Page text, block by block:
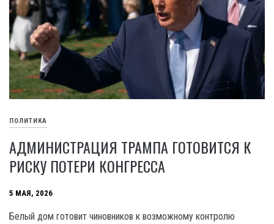
ПОЛИТИКА
АДМИНИСТРАЦИЯ ТРАМПА ГОТОВИТСЯ К
РИСКУ ПОТЕРИ КОНГРЕССА
5 МАЯ, 2026
Белый дом готовит чиновников к возможному контролю